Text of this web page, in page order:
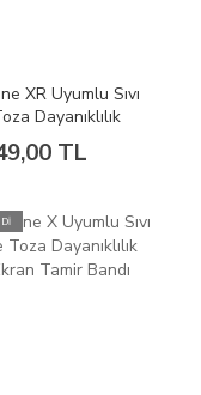
XR Uyumlu Sıvı
Dayanıklılık
Tamir Bandı
TL